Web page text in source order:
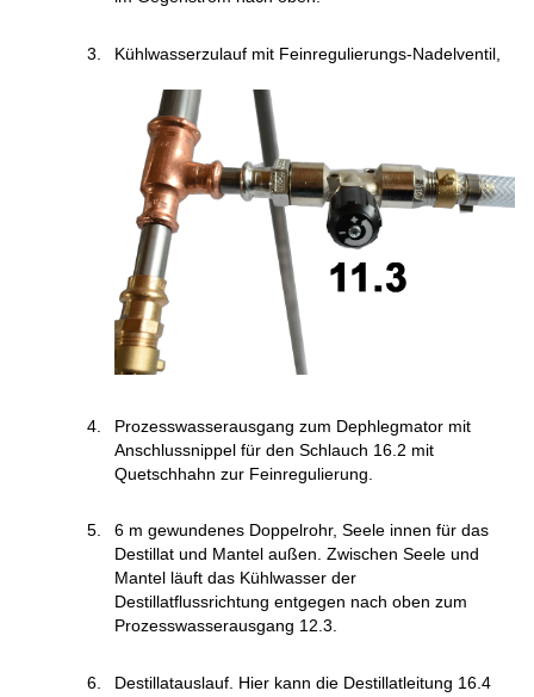
Kühlwasserzulauf mit Feinregulierungs-Nadelventil,
Prozesswasserausgang zum Dephlegmator mit
Anschlussnippel für den Schlauch 16.2 mit
Quetschhahn zur Feinregulierung.
6 m gewundenes Doppelrohr, Seele innen für das
Destillat und Mantel außen. Zwischen Seele und
Mantel läuft das Kühlwasser der
Destillatflussrichtung entgegen nach oben zum
Prozesswasserausgang 12.3.
Destillatauslauf. Hier kann die Destillatleitung 16.4